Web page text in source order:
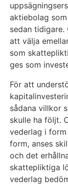
aktiebolag
sedan tidigare.
att välja
som
ges som
För att
sådana villkor
skulle ha följt.
vederlag i
form, anses
och det
skattepliktiga
vederlag